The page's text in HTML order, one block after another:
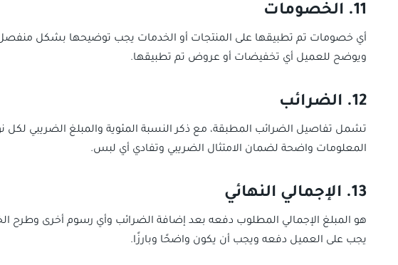
11. الخصومات
أي خصومات تم تطبيقها على المنتجات أو الخدمات يجب توضيحها بشكل
ويوضح للعميل أي تخفيضات أو عروض تم تطبيقها.
12. الضرائب
تشمل تفاصيل الضرائب المطبقة، مع ذكر النسبة المئوية والمبلغ الضريبي
المعلومات واضحة لضمان الامتثال الضريبي وتفادي أي لبس.
13. الإجمالي النهائي
هو المبلغ الإجمالي المطلوب دفعه بعد إضافة الضرائب وأي رسوم أخرى وطرح
يجب على العميل دفعه ويجب أن يكون واضحًا وبارزًا.